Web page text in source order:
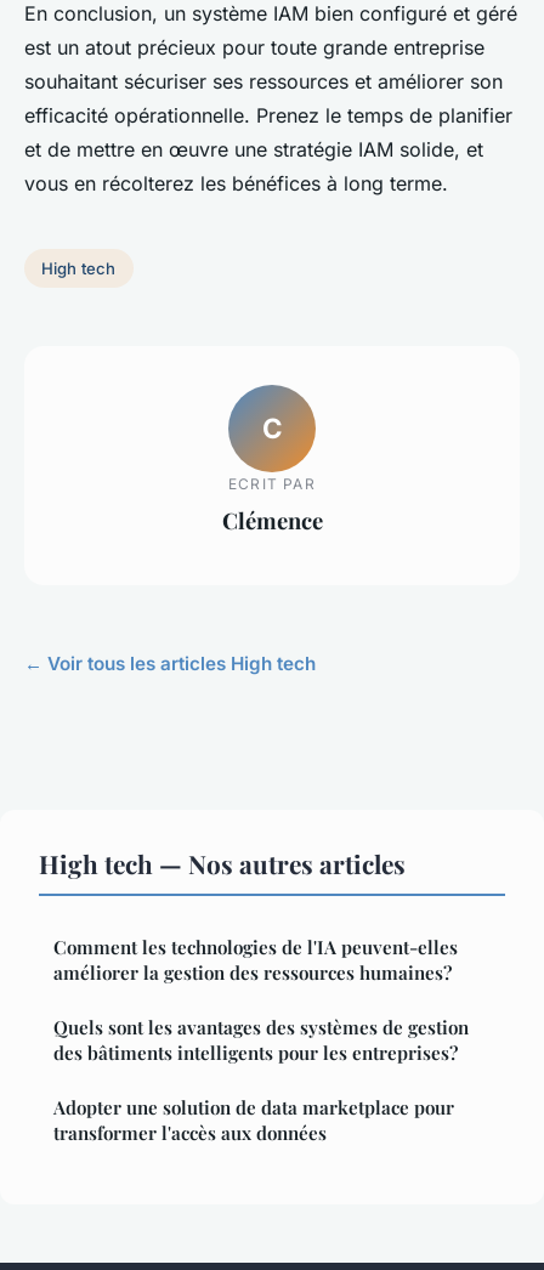
En conclusion, un système IAM bien configuré et géré
est un atout précieux pour toute grande entreprise
souhaitant sécuriser ses ressources et améliorer son
efficacité opérationnelle. Prenez le temps de planifier
et de mettre en œuvre une stratégie IAM solide, et
vous en récolterez les bénéfices à long terme.
High tech
C
ECRIT PAR
Clémence
← Voir tous les articles High tech
High tech — Nos autres articles
Comment les technologies de l'IA peuvent-elles
améliorer la gestion des ressources humaines?
Quels sont les avantages des systèmes de gestion
des bâtiments intelligents pour les entreprises?
Adopter une solution de data marketplace pour
transformer l'accès aux données